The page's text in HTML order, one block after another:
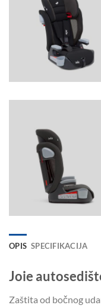
OPIS SPECIFIKACIJA
Joie
Zaštita od bočnog